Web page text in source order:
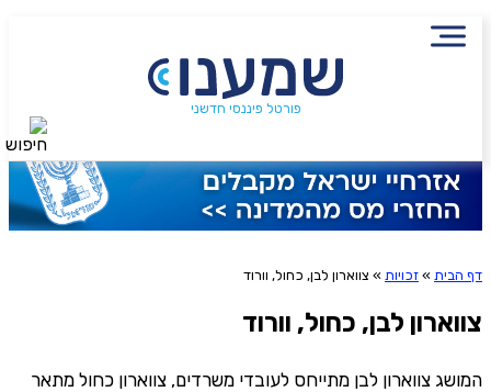
פורטל פיננסי חדשני
דף הבית » זכויות » צווארון לבן, כחול, וורוד
צווארון לבן, כחול, וורוד
המושג צווארון לבן מתייחס לעובדי משרדים, צווארון כחול מתאר
הירשמו לניוזלטר שמענו ותיהנו
אני מסכימ/ה לקבלת תוכן, דברי פרסומת או עדכונים
מהחברה או מצדדים שלישיים הדוא"ל, מסרונים או טלפון
גיל
האם נפצעת בשנים האחרונות?
חיפוש